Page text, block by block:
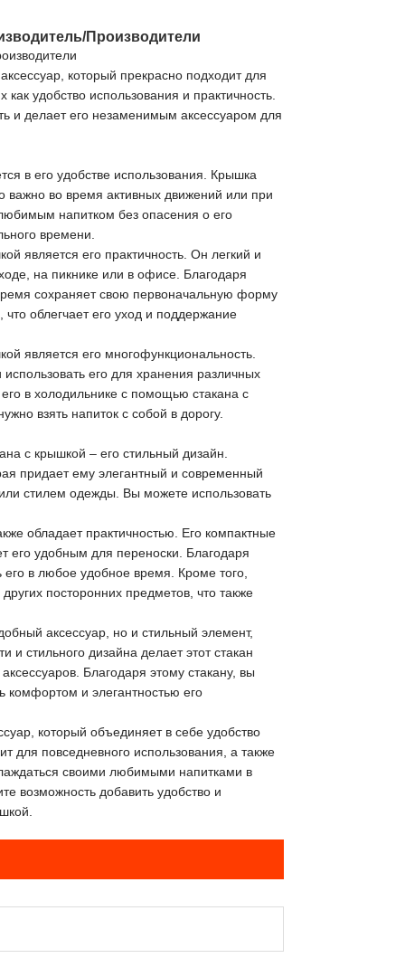
Производители
который прекрасно подходит для
удобство использования и практичность.
и делает его незаменимым аксессуаром для
в его удобстве использования. Крышка
важно во время активных движений или при
напитком без опасения о его
времени.
является его практичность. Он легкий и
на пикнике или в офисе. Благодаря
сохраняет свою первоначальную форму
облегчает его уход и поддержание
является его многофункциональность.
его для хранения различных
в холодильнике с помощью стакана с
взять напиток с собой в дорогу.
с крышкой – его стильный дизайн.
придает ему элегантный и современный
стилем одежды. Вы можете использовать
обладает практичностью. Его компактные
его удобным для переноски. Благодаря
в любое удобное время. Кроме того,
посторонних предметов, что также
аксессуар, но и стильный элемент,
стильного дизайна делает этот стакан
Благодаря этому стакану, вы
комфортом и элегантностью его
который объединяет в себе удобство
для повседневного использования, а также
своими любимыми напитками в
возможность добавить удобство и